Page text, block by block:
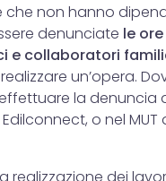
che non hanno
denunciate le
e collaboratori
un’opera.
la denuncia
o nel